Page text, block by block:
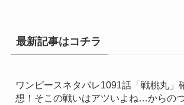
最新記事はコチラ
ワンピースネタバレ1091話「戦桃丸」
想！そこの戦いはアツいよね…からの